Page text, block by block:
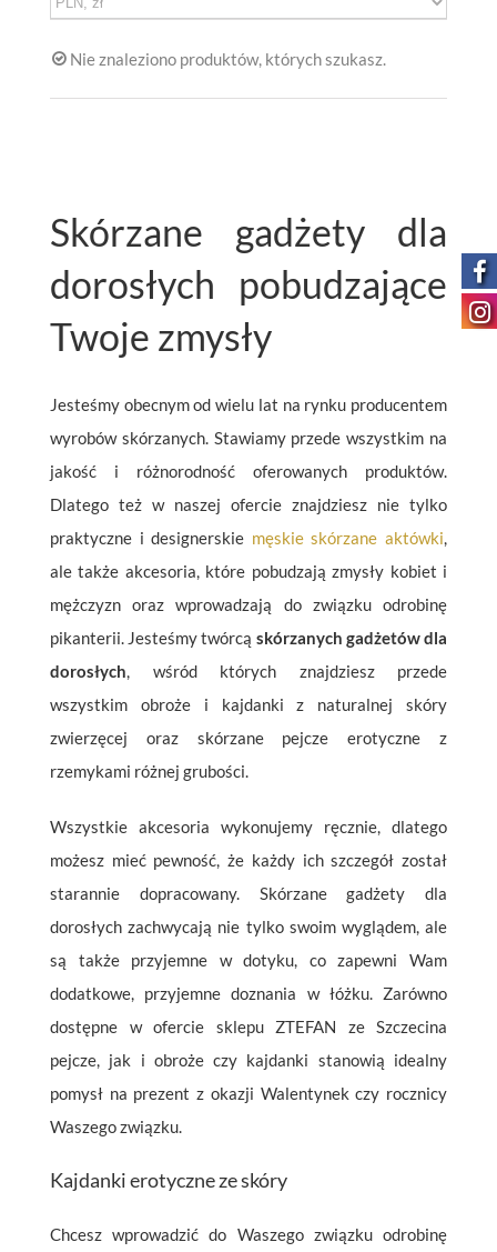
Nie znaleziono produktów, których szukasz.
Skórzane gadżety dla
dorosłych pobudzające
Twoje zmysły
Jesteśmy obecnym od wielu lat na rynku producentem
wyrobów skórzanych. Stawiamy przede wszystkim na
jakość i różnorodność oferowanych produktów.
Dlatego też w naszej ofercie znajdziesz nie tylko
praktyczne i designerskie męskie skórzane aktówki,
ale także akcesoria, które pobudzają zmysły kobiet i
mężczyzn oraz wprowadzają do związku odrobinę
pikanterii. Jesteśmy twórcą skórzanych gadżetów dla
dorosłych, wśród których znajdziesz przede
wszystkim obroże i kajdanki z naturalnej skóry
zwierzęcej oraz skórzane pejcze erotyczne z
rzemykami różnej grubości.
Wszystkie akcesoria wykonujemy ręcznie, dlatego
możesz mieć pewność, że każdy ich szczegół został
starannie dopracowany. Skórzane gadżety dla
dorosłych zachwycają nie tylko swoim wyglądem, ale
są także przyjemne w dotyku, co zapewni Wam
dodatkowe, przyjemne doznania w łóżku. Zarówno
dostępne w ofercie sklepu ZTEFAN ze Szczecina
pejcze, jak i obroże czy kajdanki stanowią idealny
pomysł na prezent z okazji Walentynek czy rocznicy
Waszego związku.
Kajdanki erotyczne ze skóry
Chcesz wprowadzić do Waszego związku odrobinę